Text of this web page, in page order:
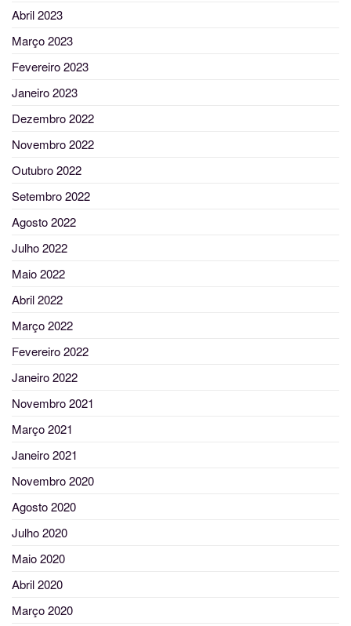
Abril 2023
Março 2023
Fevereiro 2023
Janeiro 2023
Dezembro 2022
Novembro 2022
Outubro 2022
Setembro 2022
Agosto 2022
Julho 2022
Maio 2022
Abril 2022
Março 2022
Fevereiro 2022
Janeiro 2022
Novembro 2021
Março 2021
Janeiro 2021
Novembro 2020
Agosto 2020
Julho 2020
Maio 2020
Abril 2020
Março 2020